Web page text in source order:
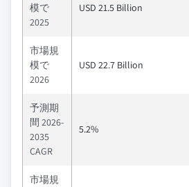
模で
2025
USD 21.5 Billion
市場規
模で
2026
USD 22.7 Billion
予測期
間 2026-
2035
CAGR
5.2%
市場規